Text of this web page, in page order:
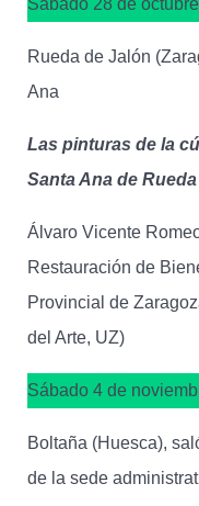
Sábado 28 de
Rueda de Jalón
Ana
Las pinturas de la
Santa Ana de
Álvaro Vicente
Restauración de
Provincial de
del Arte, UZ)
Sábado 4 de
Boltaña (Huesca),
de la sede